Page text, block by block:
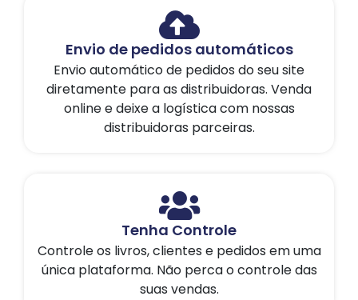
Envio de pedidos automáticos
Envio automático de pedidos do seu site
diretamente para as distribuidoras. Venda
online e deixe a logística com nossas
distribuidoras parceiras.
Tenha Controle
Controle os livros, clientes e pedidos em uma
única plataforma. Não perca o controle das
suas vendas.